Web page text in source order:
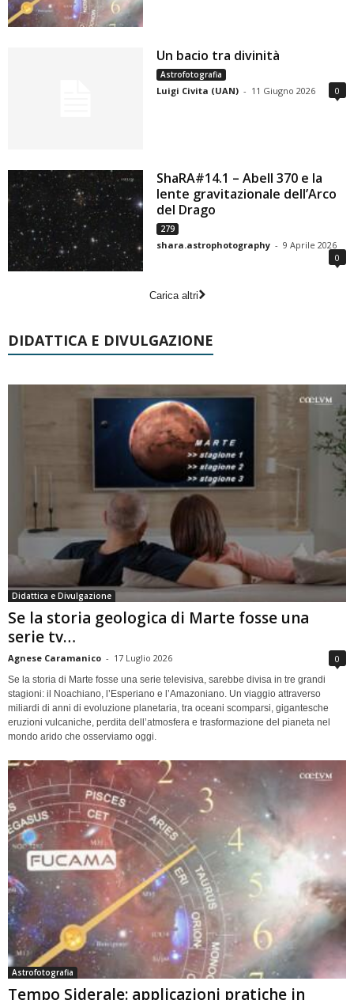
Un bacio tra divinità
Astrofotografia
Luigi Civita (UAN) - 11 Giugno 2026 0
ShaRA#14.1 – Abell 370 e la
lente gravitazionale dell’Arco
del Drago
279
shara.astrophotography - 9 Aprile 2026
0
Carica altri
DIDATTICA E DIVULGAZIONE
Didattica e Divulgazione
Se la storia geologica di Marte fosse una
serie tv…
Agnese Caramanico - 17 Luglio 2026 0
Se la storia di Marte fosse una serie televisiva, sarebbe divisa in tre grandi
stagioni: il Noachiano, l’Esperiano e l’Amazoniano. Un viaggio attraverso
miliardi di anni di evoluzione planetaria, tra oceani scomparsi, gigantesche
eruzioni vulcaniche, perdita dell’atmosfera e trasformazione del pianeta nel
mondo arido che osserviamo oggi.
Astrofotografia
Tempo Siderale: applicazioni pratiche in